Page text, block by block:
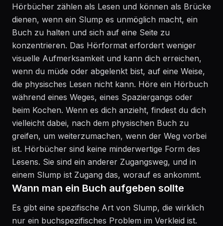
Hörbücher zählen als Lesen und können als Brücke
dienen, wenn ein Slump es unmöglich macht, ein
Buch zu halten und sich auf eine Seite zu
konzentrieren. Das Hörformat erfordert weniger
visuelle Aufmerksamkeit und kann dich erreichen,
wenn du müde oder abgelenkt bist, auf eine Weise,
die physisches Lesen nicht kann. Höre ein Hörbuch
während eines Weges, eines Spaziergangs oder
beim Kochen. Wenn es dich anzieht, findest du dich
vielleicht dabei, nach dem physischen Buch zu
greifen, um weiterzumachen, wenn der Weg vorbei
ist. Hörbücher sind keine minderwertige Form des
Lesens. Sie sind ein anderer Zugangsweg, und in
einem Slump ist Zugang das, worauf es ankommt.
Wann man ein Buch aufgeben sollte
Es gibt eine spezifische Art von Slump, die wirklich
nur ein buchspezifisches Problem im Verkleid ist.